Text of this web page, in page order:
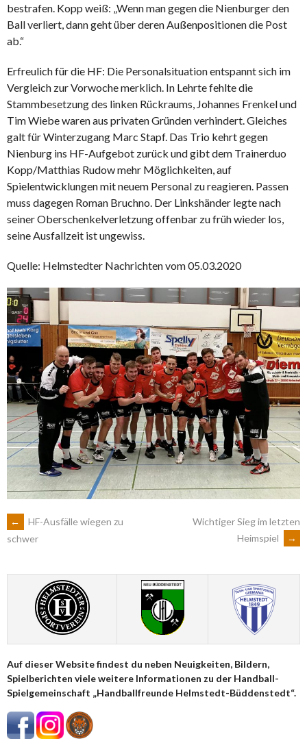
bestrafen. Kopp weiß: „Wenn man gegen die Nienburger den
Ball verliert, dann geht über deren Außenpositionen die Post
ab.“
Erfreulich für die HF: Die Personalsituation entspannt sich im
Vergleich zur Vorwoche merklich. In Lehrte fehlte die
Stammbesetzung des linken Rückraums, Johannes Frenkel und
Tim Wiebe waren aus privaten Gründen verhindert. Gleiches
galt für Winterzugang Marc Stapf. Das Trio kehrt gegen
Nienburg ins HF-Aufgebot zurück und gibt dem Trainerduo
Kopp/Matthias Rudow mehr Möglichkeiten, auf
Spielentwicklungen mit neuem Personal zu reagieren. Passen
muss dagegen Roman Bruchno. Der Linkshänder legte nach
seiner Oberschenkelverletzung offenbar zu früh wieder los,
seine Ausfallzeit ist ungewiss.
Quelle: Helmstedter Nachrichten vom 05.03.2020
ARTIKEL-
NAVIGATION
←
HF-Ausfälle wiegen zu
schwer
Wichtiger Sieg im letzten
Heimspiel
→
Auf dieser Website findest du neben Neuigkeiten, Bildern,
Spielberichten viele weitere Informationen zu der Handball-
Spielgemeinschaft „Handballfreunde Helmstedt-Büddenstedt“.